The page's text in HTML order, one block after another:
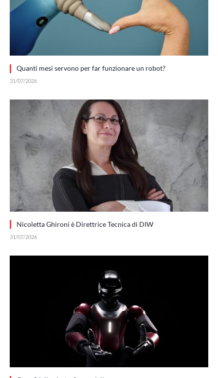
Quanti mesi servono per far funzionare un robot?
31/07/2026
Nicoletta Ghironi è Direttrice Tecnica di DIW
31/07/2026